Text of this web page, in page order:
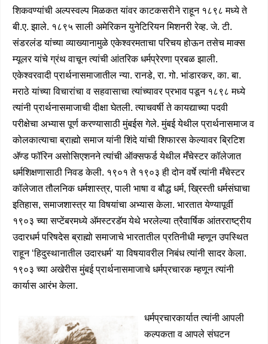
शिकवण्यांची अल्पस्वल्प मिळकत यांवर काटकसरीने राहून १८९८ मध्ये ते
बी.ए. झाले. १८९५ साली अमेरिकन युनेटिरियन मिशनरी रेव्ह. जे. टी.
संडरलंड यांच्या व्याख्यानामुळे एकेश्वरमताचा परिचय होऊन तसेच माक्स
म्यूलर यांचे ग्रंथ वाचून त्यांची आंतरिक धर्मप्रेरणा प्रबळ झाली.
एकेश्वरवादी प्रार्थनासमाजातील न्या. रानडे, रा. गो. भांडारकर, का. बा.
मराठे यांच्या विचारांचा व सहवासाचा त्यांच्यावर प्रभाव पडून १८९८ मध्ये
त्यांनी प्रार्थनासमाजाची दीक्षा घेतली. त्याचवर्षी ते कायद्याच्या पदवी
परीक्षेचा अभ्यास पूर्ण करण्यासाठी मुंबईस गेले. मुंबई येथील प्रार्थनासमाज व
कोलकात्याचा ब्राह्मो समाज यांनी शिंदे यांची शिफारस केल्यावर ब्रिटिश
अ‍ॅण्ड फॉरिन असोसिएशनने त्यांची ऑक्सफर्ड येथील मँचेस्टर कॉलेजात
धर्मशिक्षणासाठी निवड केली. १९०१ ते १९०३ ही दोन वर्षे त्यांनी मँचेस्टर
कॉलेजात तौलनिक धर्मशास्त्र, पाली भाषा व बौद्ध धर्म, ख्रिस्ती धर्मसंघाचा
इतिहास, समाजशास्त्र या विषयांचा अभ्यास केला. भारतात येण्यापूर्वी
१९०३ च्या सप्टेंबरमध्ये अ‍ॅमस्टरडॅम येथे भरलेल्या त्रैवार्षिक आंतरराष्ट्रीय
उदारधर्म परिषदेस ब्राह्मो समाजाचे भारतातील प्रतिनीधी म्हणून उपस्थित
राहून ‘हिदुस्थानातील उदारधर्म’ या विषयावरील निबंध त्यांनी सादर केला.
१९०३ च्या अखेरीस मुंबई प्रार्थनासमाजाचे धर्मप्रचारक म्हणून त्यांनी
कार्यास आरंभ केला.
धर्मप्रचारकार्यात त्यांनी आपली
कल्पकता व आपले संघटन